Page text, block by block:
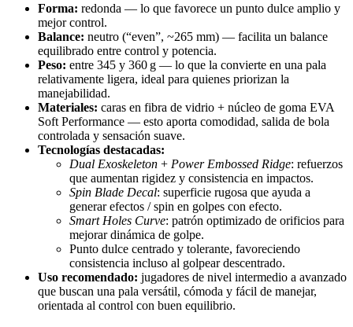
Forma: redonda — lo que favorece un punto dulce amplio y
mejor control.
Balance: neutro (“even”, ~265 mm) — facilita un balance
equilibrado entre control y potencia.
Peso: entre 345 y 360 g — lo que la convierte en una pala
relativamente ligera, ideal para quienes priorizan la
manejabilidad.
Materiales: caras en fibra de vidrio + núcleo de goma EVA
Soft Performance — esto aporta comodidad, salida de bola
controlada y sensación suave.
Tecnologías destacadas:
Dual Exoskeleton + Power Embossed Ridge: refuerzos
que aumentan rigidez y consistencia en impactos.
Spin Blade Decal: superficie rugosa que ayuda a
generar efectos / spin en golpes con efecto.
Smart Holes Curve: patrón optimizado de orificios para
mejorar dinámica de golpe.
Punto dulce centrado y tolerante, favoreciendo
consistencia incluso al golpear descentrado.
Uso recomendado: jugadores de nivel intermedio a avanzado
que buscan una pala versátil, cómoda y fácil de manejar,
orientada al control con buen equilibrio.